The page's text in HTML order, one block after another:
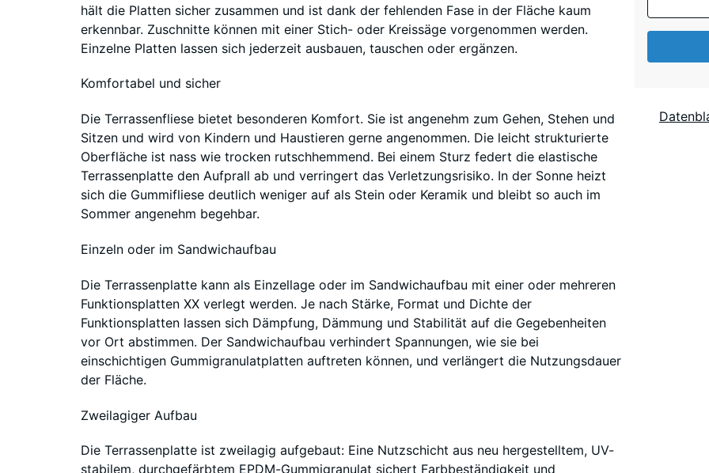
hält die Platten sicher zusammen und ist dank der fehlenden Fase in der Fläche kaum
erkennbar. Zuschnitte können mit einer Stich- oder Kreissäge vorgenommen werden.
Einzelne Platten lassen sich jederzeit ausbauen, tauschen oder ergänzen.
Komfortabel und sicher
Die Terrassenfliese bietet besonderen Komfort. Sie ist angenehm zum Gehen, Stehen und
Sitzen und wird von Kindern und Haustieren gerne angenommen. Die leicht strukturierte
Oberfläche ist nass wie trocken rutschhemmend. Bei einem Sturz federt die elastische
Terrassenplatte den Aufprall ab und verringert das Verletzungsrisiko. In der Sonne heizt
sich die Gummifliese deutlich weniger auf als Stein oder Keramik und bleibt so auch im
Sommer angenehm begehbar.
Einzeln oder im Sandwichaufbau
Die Terrassenplatte kann als Einzellage oder im Sandwichaufbau mit einer oder mehreren
Funktionsplatten XX verlegt werden. Je nach Stärke, Format und Dichte der
Funktionsplatten lassen sich Dämpfung, Dämmung und Stabilität auf die Gegebenheiten
vor Ort abstimmen. Der Sandwichaufbau verhindert Spannungen, wie sie bei
einschichtigen Gummigranulatplatten auftreten können, und verlängert die Nutzungsdauer
der Fläche.
Zweilagiger Aufbau
Die Terrassenplatte ist zweilagig aufgebaut: Eine Nutzschicht aus neu hergestelltem, UV-
stabilem, durchgefärbtem EPDM-Gummigranulat sichert Farbbeständigkeit und